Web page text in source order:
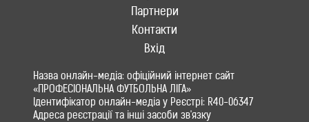
Партнери
Контакти
Вхід
Назва онлайн-медіа: офіційний інтернет сайт
«ПРОФЕСІОНАЛЬНА ФУТБОЛЬНА ЛІГА»
Ідентифікатор онлайн-медіа у Реєстрі: R40-06347
Адреса реєстрації та інші засоби зв'язку